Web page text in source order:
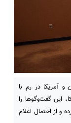
و آمریکا در رم با
این گفت‌وگوها را
از احتمال اعلام